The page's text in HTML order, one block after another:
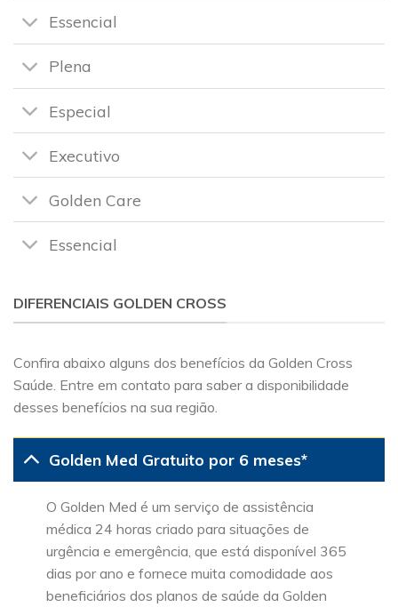
Essencial
Plena
Especial
Executivo
Golden Care
Essencial
DIFERENCIAIS GOLDEN CROSS
Confira abaixo alguns dos benefícios da Golden Cross
Saúde. Entre em contato para saber a disponibilidade
desses benefícios na sua região.
Golden Med Gratuito por 6 meses*
O Golden Med é um serviço de assistência
médica 24 horas criado para situações de
urgência e emergência, que está disponível 365
dias por ano e fornece muita comodidade aos
beneficiários dos planos de saúde da Golden